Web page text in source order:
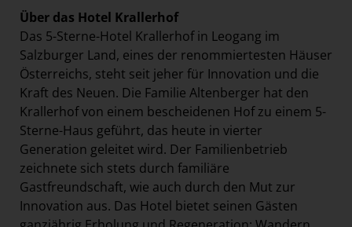
Über das Hotel Krallerhof
Das 5-Sterne-Hotel Krallerhof in Leogang im
Salzburger Land, eines der renommiertesten Häuser
Österreichs, steht seit jeher für Innovation und die
Kraft des Neuen. Die Familie Altenberger hat den
Krallerhof von einem bescheidenen Hof zu einem 5-
Sterne-Haus geführt, das heute in vierter
Generation geleitet wird. Der Familienbetrieb
zeichnete sich stets durch familiäre
Gastfreundschaft, wie auch durch den Mut zur
Innovation aus. Das Hotel bietet seinen Gästen